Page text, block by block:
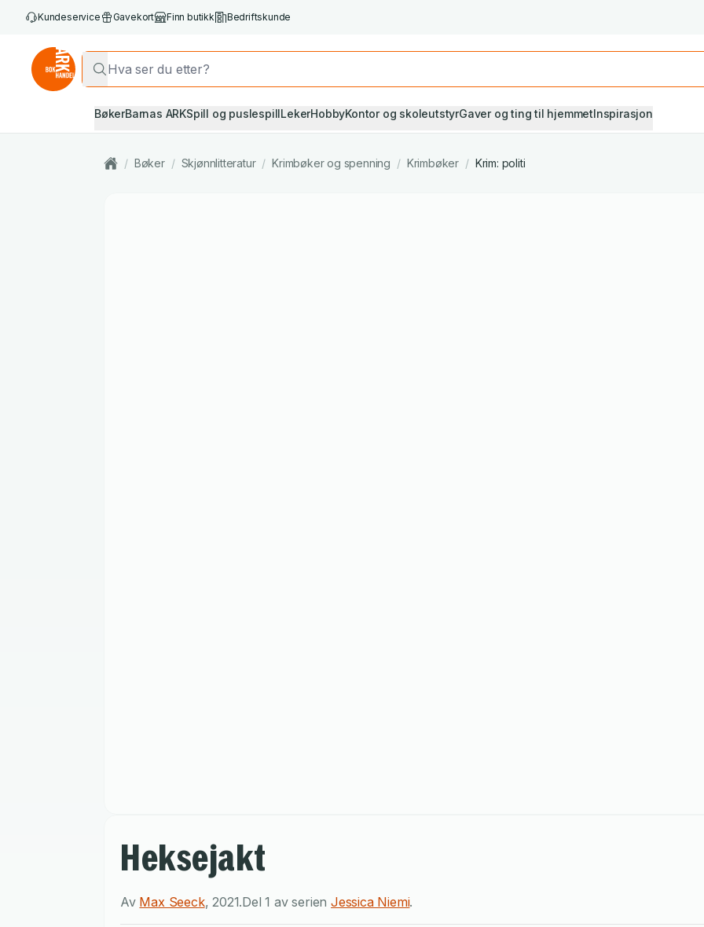
Kundeservice Gavekort Finn butikk Bedriftskunde
BøkerBarnas ARKSpill og puslespillLekerHobbyKontor og skoleutstyrGaver og ting til hjemmetInspirasjon
/ Bøker / Skjønnlitteratur / Krimbøker og spenning / Krimbøker / Krim: politi
Heksejakt
Av Max Seeck,2021.Del 1 av serienJessica Niemi.